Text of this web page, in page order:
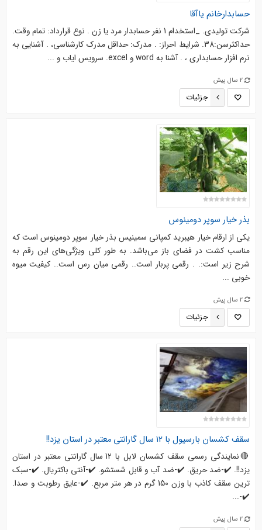
حسابدارخانم یاآقا
شرکت تولیدی. _استخدام 1 نفر حسابدار مرد یا زن . نوع قرارداد: تمام وقت.
حداکثرسن:38. شرایط احراز: . مدرک: حداقل مدرک کارشناسی، . آشنایی به
نرم افزار حسابداری ، . آشنا به word و excel. سرویس ایاب و ...
2 سال پیش
جزئیات
بذر خیار سوپر دومینوس
یکی از ارقام خیار هیبرید کمپانی سمینیس بذر خیار سوپر دومینوس است که
مناسب کشت در فضای باز می‌باشد. به طور کلی ویژگی‌های این رقم به
شرح زیر است:. . رقمی پربار است.. رقمی میان رس است.. کیفیت میوه
خوبی ...
2 سال پیش
جزئیات
سقف کشسان بارسیول با 12 سال گارانتی معتبر در استان یزد!!
🔴نمایندگی رسمی سقف کشسان لابل با 12 سال گارانتی معتبر در استان
یزد!!. ✔️-ضد حریق. ✔️-ضد آب و قابل شستشو. ✔️-آنتی باکتریال. ✔️-سبک
ترین سقف کاذب با وزن 150 گرم در هر متر مربع. ✔️-عایق رطوبت و صدا.
✔️-...
2 سال پیش